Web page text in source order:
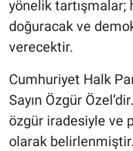
yönelik tartışmalar;
doğuracak ve
verecektir.
Cumhuriyet Halk
Sayın Özgür
özgür iradesiyle ve
olarak